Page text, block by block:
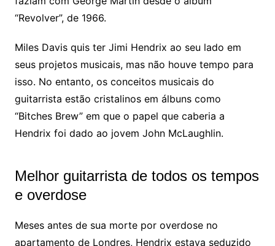
“Revolver”, de 1966.
Miles Davis quis ter Jimi Hendrix ao seu lado em
seus projetos musicais, mas não houve tempo para
isso. No entanto, os conceitos musicais do
guitarrista estão cristalinos em álbuns como
“Bitches Brew” em que o papel que caberia a
Hendrix foi dado ao jovem John McLaughlin.
Melhor guitarrista de todos os tempos
e overdose
Meses antes de sua morte por overdose no
apartamento de Londres, Hendrix estava seduzido